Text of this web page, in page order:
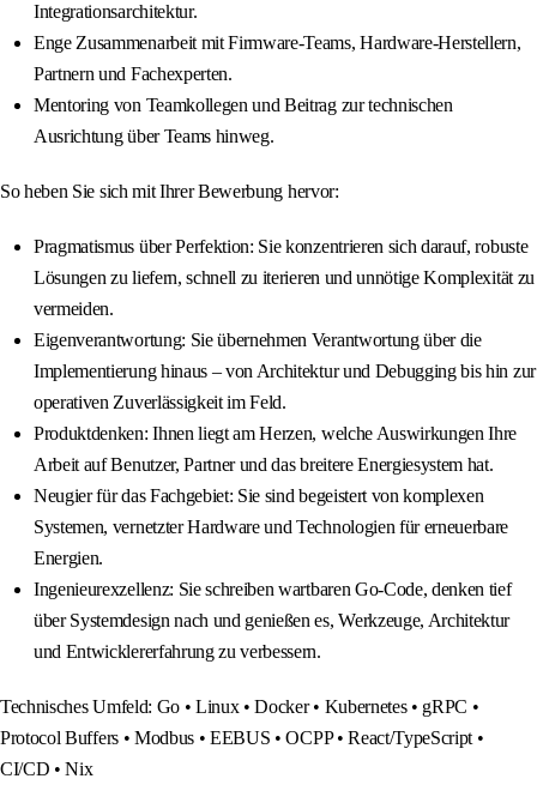
Integrationsarchitektur.
Enge Zusammenarbeit mit Firmware-Teams, Hardware-Herstellern,
Partnern und Fachexperten.
Mentoring von Teamkollegen und Beitrag zur technischen
Ausrichtung über Teams hinweg.
So heben Sie sich mit Ihrer Bewerbung hervor:
Pragmatismus über Perfektion: Sie konzentrieren sich darauf, robuste
Lösungen zu liefern, schnell zu iterieren und unnötige Komplexität zu
vermeiden.
Eigenverantwortung: Sie übernehmen Verantwortung über die
Implementierung hinaus – von Architektur und Debugging bis hin zur
operativen Zuverlässigkeit im Feld.
Produktdenken: Ihnen liegt am Herzen, welche Auswirkungen Ihre
Arbeit auf Benutzer, Partner und das breitere Energiesystem hat.
Neugier für das Fachgebiet: Sie sind begeistert von komplexen
Systemen, vernetzter Hardware und Technologien für erneuerbare
Energien.
Ingenieurexzellenz: Sie schreiben wartbaren Go-Code, denken tief
über Systemdesign nach und genießen es, Werkzeuge, Architektur
und Entwicklererfahrung zu verbessern.
Technisches Umfeld: Go • Linux • Docker • Kubernetes • gRPC •
Protocol Buffers • Modbus • EEBUS • OCPP • React/TypeScript •
CI/CD • Nix